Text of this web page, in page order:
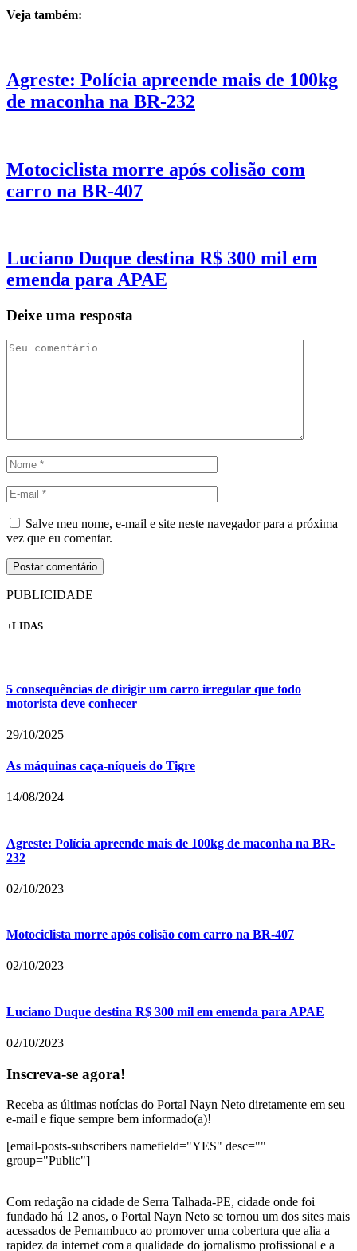
Veja também:
Agreste: Polícia apreende mais de 100kg
de maconha na BR-232
Motociclista morre após colisão com
carro na BR-407
Luciano Duque destina R$ 300 mil em
emenda para APAE
Deixe uma resposta
Salve meu nome, e-mail e site neste navegador para a próxima
vez que eu comentar.
PUBLICIDADE
+LIDAS
5 consequências de dirigir um carro irregular que todo
motorista deve conhecer
29/10/2025
As máquinas caça-níqueis do Tigre
14/08/2024
Agreste: Polícia apreende mais de 100kg de maconha na BR-
232
02/10/2023
Motociclista morre após colisão com carro na BR-407
02/10/2023
Luciano Duque destina R$ 300 mil em emenda para APAE
02/10/2023
Inscreva-se agora!
Receba as últimas notícias do Portal Nayn Neto diretamente em seu
e-mail e fique sempre bem informado(a)!
[email-posts-subscribers namefield="YES" desc=""
group="Public"]
Com redação na cidade de Serra Talhada-PE, cidade onde foi
fundado há 12 anos, o Portal Nayn Neto se tornou um dos sites mais
acessados de Pernambuco ao promover uma cobertura que alia a
rapidez da internet com a qualidade do jornalismo profissional e a